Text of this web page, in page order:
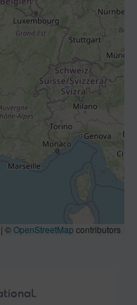
| ©OpenStreetMap contributors